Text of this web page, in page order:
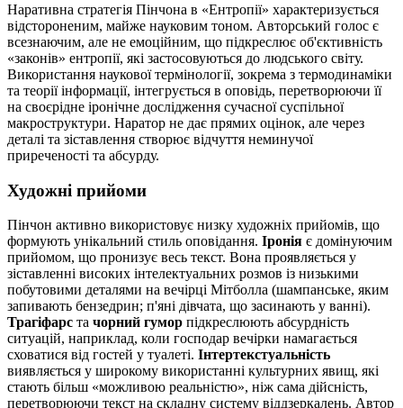
Наративна стратегія Пінчона в «Ентропії» характеризується
відстороненим, майже науковим тоном. Авторський голос є
всезнаючим, але не емоційним, що підкреслює об'єктивність
«законів» ентропії, які застосовуються до людського світу.
Використання наукової термінології, зокрема з термодинаміки
та теорії інформації, інтегрується в оповідь, перетворюючи її
на своєрідне іронічне дослідження сучасної суспільної
макроструктури. Наратор не дає прямих оцінок, але через
деталі та зіставлення створює відчуття неминучої
приреченості та абсурду.
Художні прийоми
Пінчон активно використовує низку художніх прийомів, що
формують унікальний стиль оповідання. Іронія є домінуючим
прийомом, що пронизує весь текст. Вона проявляється у
зіставленні високих інтелектуальних розмов із низькими
побутовими деталями на вечірці Мітболла (шампанське, яким
запивають бензедрин; п'яні дівчата, що засинають у ванні).
Трагіфарс та чорний гумор підкреслюють абсурдність
ситуацій, наприклад, коли господар вечірки намагається
сховатися від гостей у туалеті. Інтертекстуальність
виявляється у широкому використанні культурних явищ, які
стають більш «можливою реальністю», ніж сама дійсність,
перетворюючи текст на складну систему віддзеркалень. Автор